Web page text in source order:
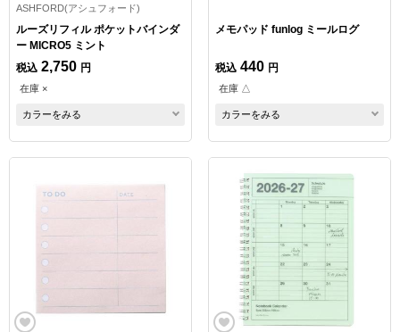
ASHFORD(アシュフォード)
ルーズリフィル ポケットバインダ
ー MICRO5 ミント
税込 2,750 円
在庫 ×
カラーをみる
メモパッド funlog ミールログ
税込 440 円
在庫 △
カラーをみる